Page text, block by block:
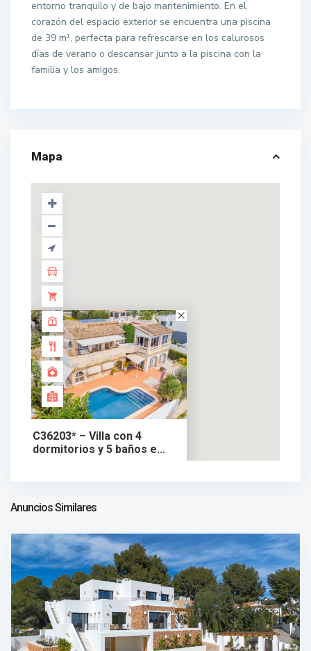
entorno tranquilo y de bajo mantenimiento. En el
corazón del espacio exterior se encuentra una piscina
de 39 m², perfecta para refrescarse en los calurosos
días de verano o descansar junto a la piscina con la
familia y los amigos.
Mapa
1.925.000 €
C36203* – Villa con 4
dormitorios y 5 baños e...
1.925.000 €
Anuncios Similares